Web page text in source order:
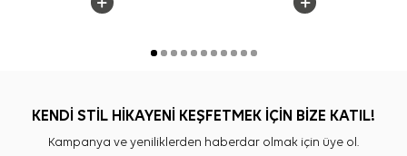
KENDİ STİL HİKAYENİ KEŞFETMEK İÇİN BİZE KATIL!
Kampanya ve yeniliklerden haberdar olmak için üye ol.